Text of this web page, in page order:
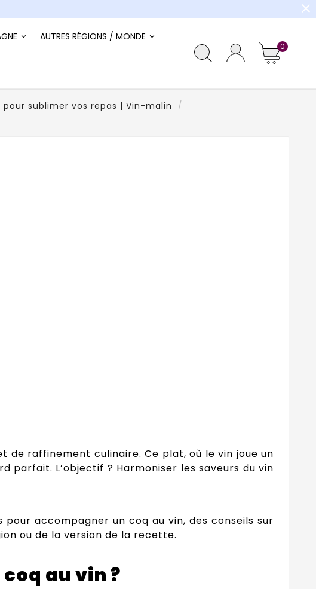
close
AUTRES RÉGIONS / MONDE
0
sublimer vos repas | Vin-malin
de raffinement culinaire. Ce plat, où le vin joue un
L’objectif ? Harmoniser les saveurs du vin
accompagner un coq au vin, des conseils sur
ou de la version de la recette.
au vin ?